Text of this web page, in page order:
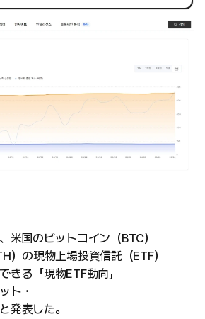
米国のビットコイン（BTC）
）の現物上場投資信託（ETF）
きる「現物ETF動向」
ト・
発表した。